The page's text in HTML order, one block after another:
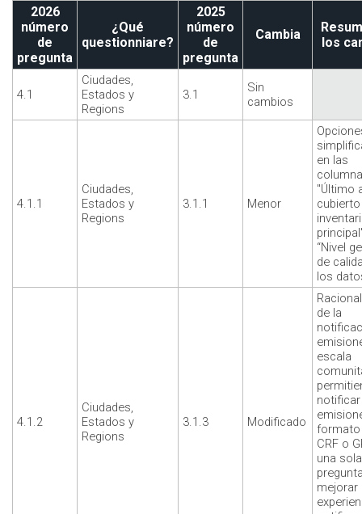
2026
número
de
pregunta
¿Qué
questionniare?
2025
número
de
pregunta
Cambia
los
4.1
Ciudades,
Estados y
Regions
3.1
Sin
cambios
4.1.1
Ciudades,
Estados y
Regions
3.1.1 Menor
en las
"Último
“Nivel
de
los
4.1.2
Ciudades,
Estados y
Regions
3.1.3 Modificado
de la
escala
formato
CRF o
una sola
mejorar